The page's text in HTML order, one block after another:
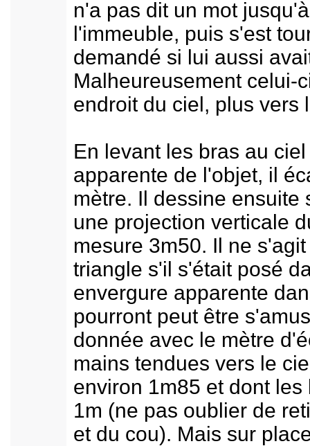
n'a pas dit un mot
l'immeuble, puis s'est
demandé si lui aussi
Malheureusement celui-
endroit du ciel, plus vers
En levant les bras au
apparente de l'objet, il
mètre. Il dessine ensuite
une projection verticale
mesure 3m50. Il ne
triangle s'il s'était posé
envergure apparente
pourront peut être
donnée avec le mètre
mains tendues vers le
environ 1m85 et dont
1m (ne pas oublier de
et du cou). Mais sur